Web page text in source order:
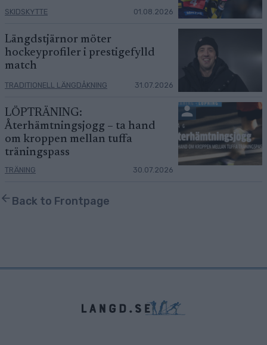
SKIDSKYTTE 01.08.2026
Längdstjärnor möter
hockeyprofiler i prestigefylld
match
TRADITIONELL LÄNGDÅKNING 31.07.2026
LÖPTRÄNING:
Återhämtningsjogg – ta hand
om kroppen mellan tuffa
träningspass
TRÄNING 30.07.2026
Back to Frontpage